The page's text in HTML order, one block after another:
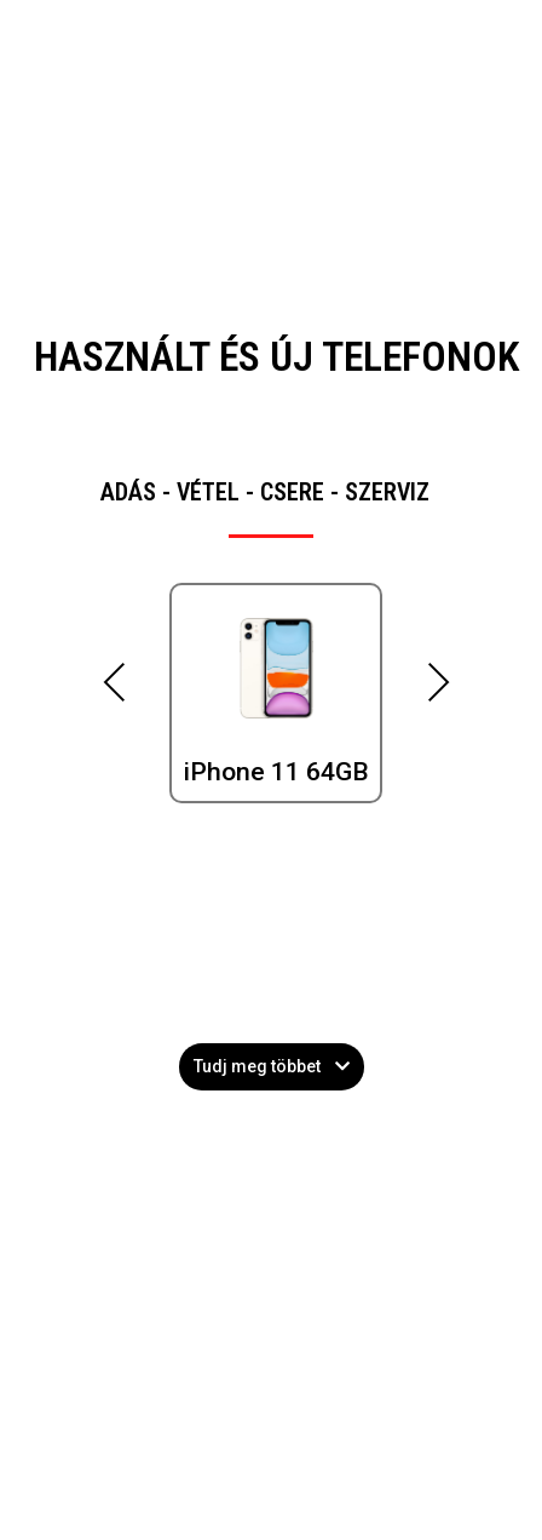
HASZNÁLT ÉS ÚJ TELEFONOK
ADÁS - VÉTEL - CSERE - SZERVIZ
iPhone 11 64GB
Pre
Ne
Tudj meg többet